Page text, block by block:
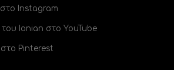
στο Instagram
του Ionian στο YouTube
στο Pinterest